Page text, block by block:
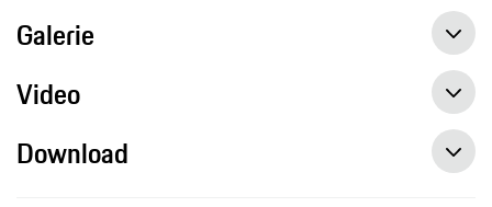
Galerie
Video
Download